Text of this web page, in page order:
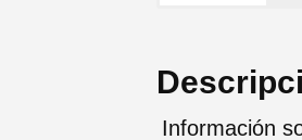
Información